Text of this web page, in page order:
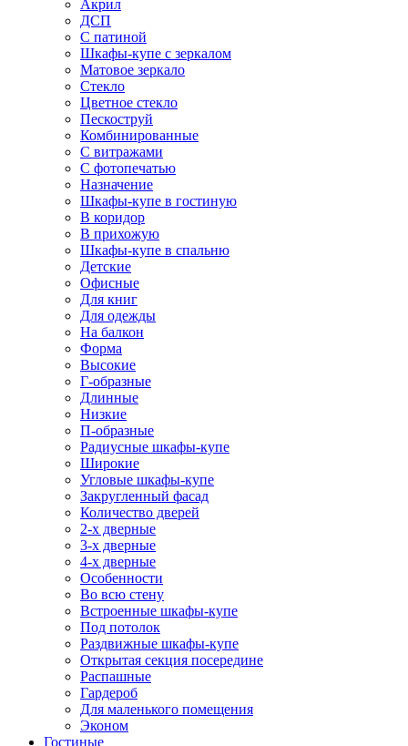
Акрил
ДСП
С патиной
Шкафы-купе с зеркалом
Матовое зеркало
Стекло
Цветное стекло
Пескоструй
Комбинированные
С витражами
С фотопечатью
Назначение
Шкафы-купе в гостиную
В коридор
В прихожую
Шкафы-купе в спальню
Детские
Офисные
Для книг
Для одежды
На балкон
Форма
Высокие
Г-образные
Длинные
Низкие
П-образные
Радиусные шкафы-купе
Широкие
Угловые шкафы-купе
Закругленный фасад
Количество дверей
2-х дверные
3-х дверные
4-х дверные
Особенности
Во всю стену
Встроенные шкафы-купе
Под потолок
Раздвижные шкафы-купе
Открытая секция посередине
Распашные
Гардероб
Для маленького помещения
Эконом
Гостиные